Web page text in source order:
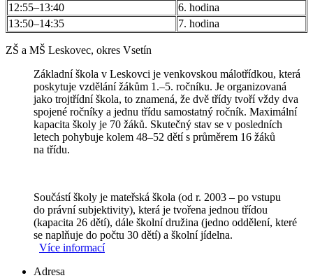
12:55–13:40
6. hodina
13:50–14:35
7. hodina
ZŠ a MŠ Leskovec, okres Vsetín
Základní škola v Leskovci je venkovskou málotřídkou, která
poskytuje vzdělání žákům 1.–5. ročníku. Je organizovaná
jako trojtřídní škola, to znamená, že dvě třídy tvoří vždy dva
spojené ročníky a jednu třídu samostatný ročník. Maximální
kapacita školy je 70 žáků. Skutečný stav se v posledních
letech pohybuje kolem 48–52 dětí s průměrem 16 žáků
na třídu.
Součástí školy je mateřská škola (od r. 2003 – po vstupu
do právní subjektivity), která je tvořena jednou třídou
(kapacita 26 dětí), dále školní družina (jedno oddělení, které
se naplňuje do počtu 30 dětí) a školní jídelna.
Více informací
Adresa